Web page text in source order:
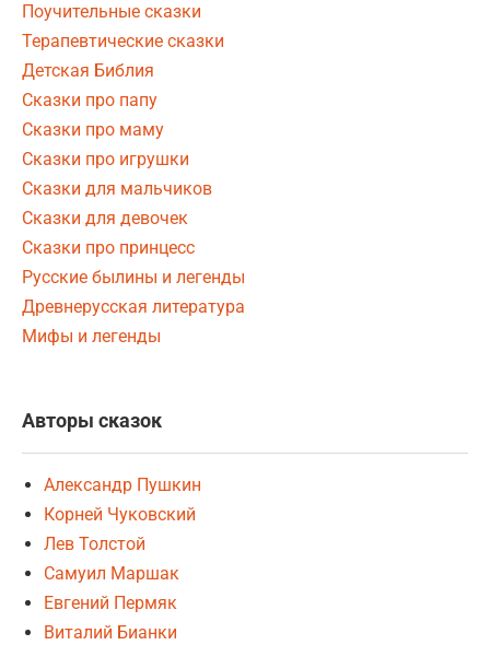
Поучительные сказки
Терапевтические сказки
Детская Библия
Сказки про папу
Сказки про маму
Сказки про игрушки
Сказки для мальчиков
Сказки для девочек
Сказки про принцесс
Русские былины и легенды
Древнерусская литература
Мифы и легенды
Авторы сказок
Александр Пушкин
Корней Чуковский
Лев Толстой
Самуил Маршак
Евгений Пермяк
Виталий Бианки